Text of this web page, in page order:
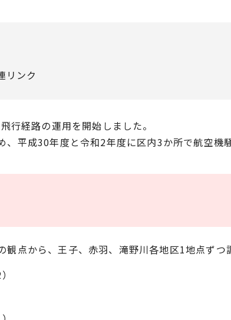
リンク
行経路の運用を開始しました。
平成30年度と令和2年度に区内3か所で航空機
点から、王子、赤羽、滝野川各地区1地点ずつ